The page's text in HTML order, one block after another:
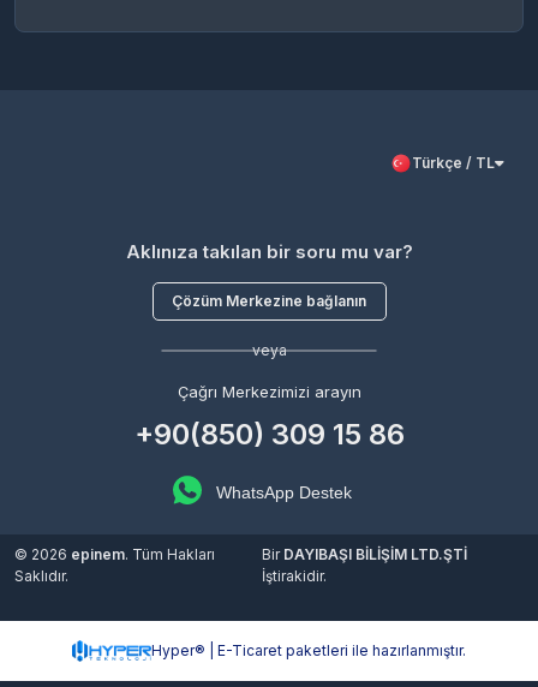
Türkçe / TL
Aklınıza takılan bir soru mu var?
Çözüm Merkezine bağlanın
veya
Çağrı Merkezimizi arayın
+90(850) 309 15 86
WhatsApp Destek
© 2026 epinem. Tüm Hakları
Saklıdır.
Bir DAYIBAŞI BİLİŞİM LTD.ŞTİ
İştirakidir.
Hyper® | E-Ticaret paketleri ile hazırlanmıştır.